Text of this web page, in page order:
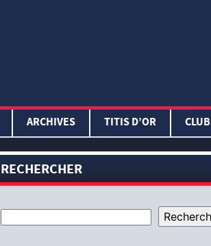
ARCHIVES TITIS D’OR CLUB
RECHERCHER